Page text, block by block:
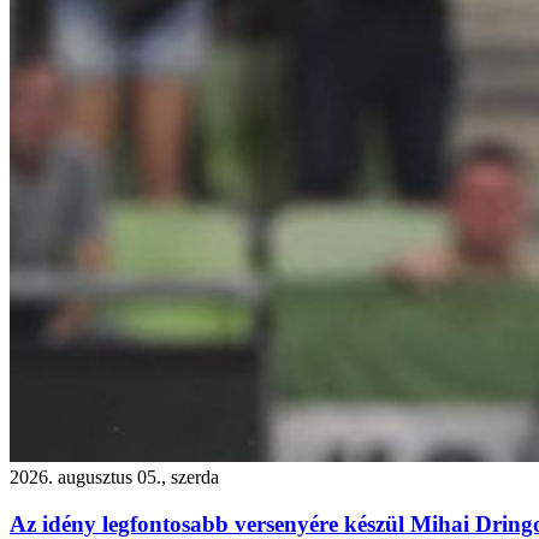
2026. augusztus 05., szerda
Az idény legfontosabb versenyére készül Mihai